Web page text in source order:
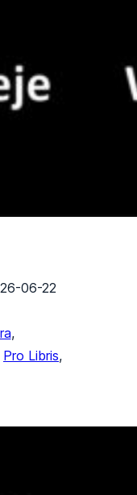
06-22
,
Pro Libris,